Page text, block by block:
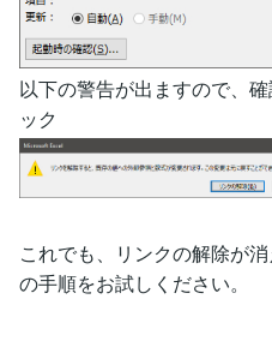
以下の警告が出ますので、
ック
これでも、リンクの解除が
の手順をお試しください。